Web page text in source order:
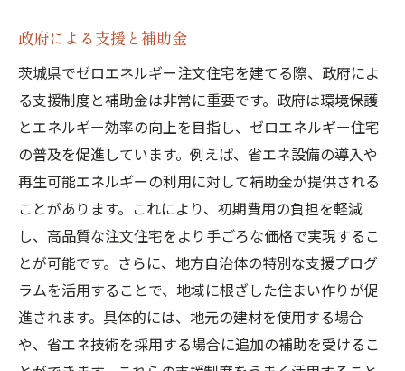
政府による支援と補助金
茨城県でゼロエネルギー注文住宅を建てる際、政府によ
る支援制度と補助金は非常に重要です。政府は環境保護
とエネルギー効率の向上を目指し、ゼロエネルギー住宅
の普及を促進しています。例えば、省エネ設備の導入や
再生可能エネルギーの利用に対して補助金が提供される
ことがあります。これにより、初期費用の負担を軽減
し、高品質な注文住宅をより手ごろな価格で実現するこ
とが可能です。さらに、地方自治体の特別な支援プログ
ラムを活用することで、地域に根ざした住まい作りが促
進されます。具体的には、地元の建材を使用する場合
や、省エネ技術を採用する場合に追加の補助を受けるこ